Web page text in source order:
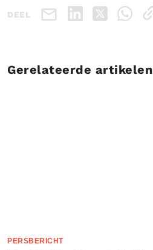
DEEL
Gerelateerde artikelen
PERSBERICHT